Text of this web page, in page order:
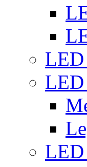
LED
LED
LED